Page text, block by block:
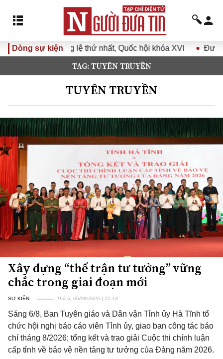
Dòng sự kiện
nhất, Quốc hội khóa XVI Đưa Nghị quyết Đại hội
TAG: TUYÊN TRUYỀN
TUYÊN TRUYỀN
Xây dựng “thế trận tư tưởng” vững
chắc trong giai đoạn mới
SỰ KIỆN Thứ 5, 06/08/2026 | 15:13
Sáng 6/8, Ban Tuyên giáo và Dân vận Tỉnh ủy Hà Tĩnh tổ
chức hội nghị báo cáo viên Tỉnh ủy, giao ban công tác báo
chí tháng 8/2026; tổng kết và trao giải Cuộc thi chính luận
cấp tỉnh về bảo vệ nền tảng tư tưởng của Đảng năm 2026.